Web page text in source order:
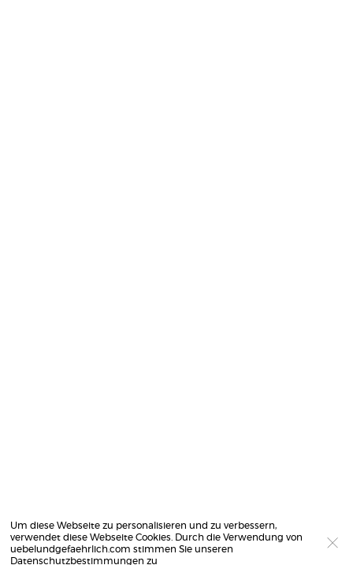
Um diese Webseite zu personalisieren und zu verbessern,
verwendet diese Webseite Cookies. Durch die Verwendung von
uebelundgefaehrlich.com stimmen Sie unseren
Datenschutzbestimmungen zu